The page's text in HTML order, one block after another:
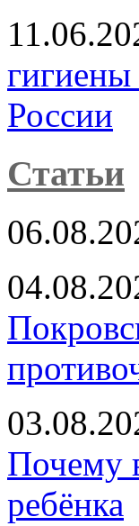
России
Статьи
Почему
ребёнка